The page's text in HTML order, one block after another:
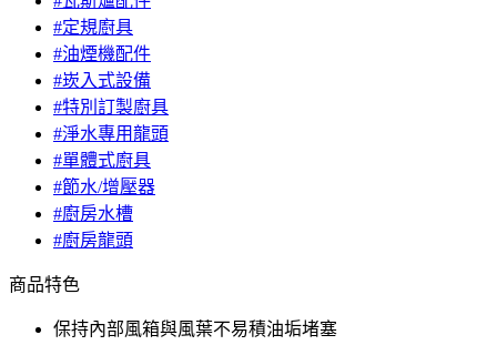
#定規廚具
#油煙機配件
#崁入式設備
#特別訂製廚具
#淨水專用龍頭
#單體式廚具
#節水/增壓器
#廚房水槽
#廚房龍頭
商品特色
保持內部風箱與風葉不易積油垢堵塞